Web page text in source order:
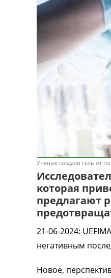
Ученые создали гель от
которая
предлагают
21-06-2024:
негативным
Новое,